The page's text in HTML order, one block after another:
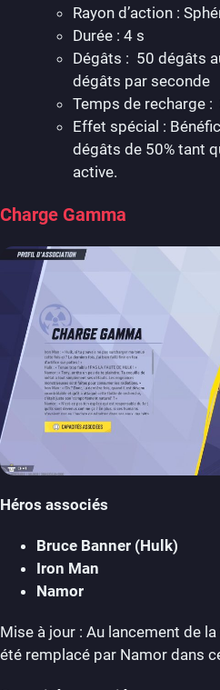
Rayon d’action :
Durée : 4 s
Dégâts : 50 dégâts
dégâts par seconde
Temps de recharge :
Effet spécial :
dégâts de 50% tant
active.
Charge Gamma
Héros associés
Bruce Banner (Hulk)
Iron Man
Namor
Mise à jour : Au lancement de
été remplacé par Namor dans